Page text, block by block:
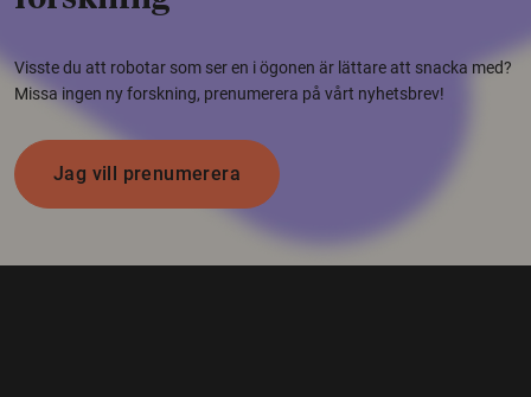
Visste du att robotar som ser en i ögonen är lättare att snacka med?
Missa ingen ny forskning, prenumerera på vårt nyhetsbrev!
Jag vill prenumerera